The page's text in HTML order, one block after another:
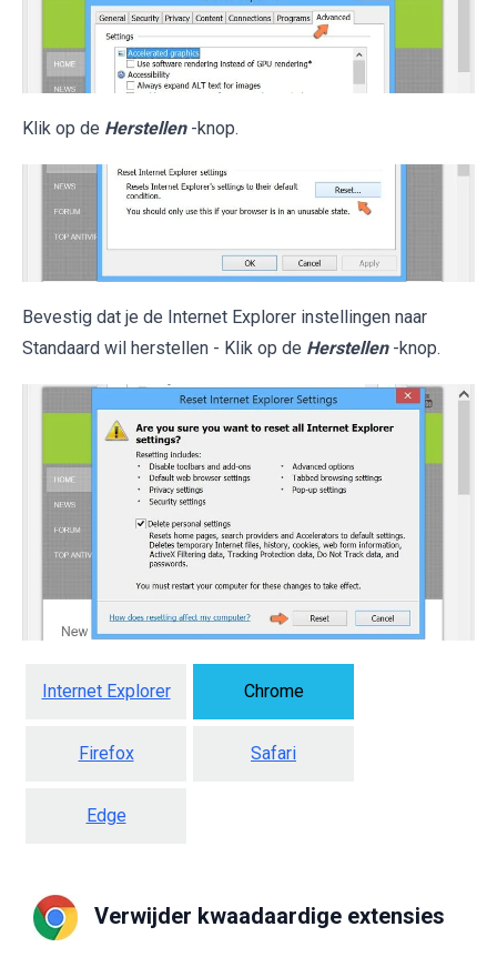
Klik op de Herstellen -knop.
Bevestig dat je de Internet Explorer instellingen naar
Standaard wil herstellen - Klik op de Herstellen -knop.
Internet Explorer Chrome
Firefox Safari
Edge
Verwijder kwaadaardige extensies